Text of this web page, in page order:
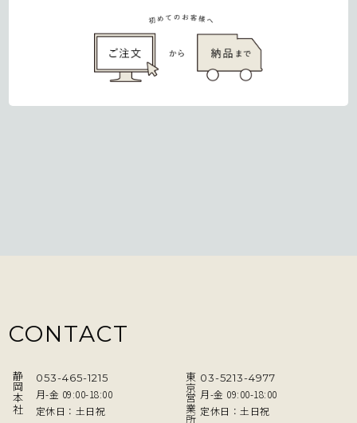
CONTACT
静岡本社 053-465-1215
月-金 09:00-18:00
定休日：土日祝
東京営業所 03-5213-4977
月-金 09:00-18:00
定休日：土日祝